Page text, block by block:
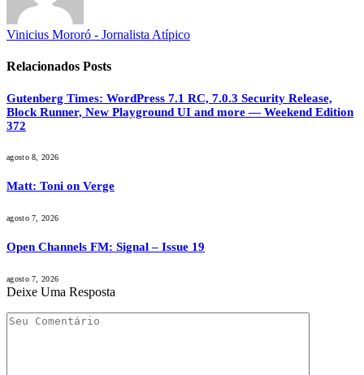
Vinicius Mororó - Jornalista Atípico
Relacionados Posts
Gutenberg Times: WordPress 7.1 RC, 7.0.3 Security Release,
Block Runner, New Playground UI and more — Weekend Edition
372
agosto 8, 2026
Matt: Toni on Verge
agosto 7, 2026
Open Channels FM: Signal – Issue 19
agosto 7, 2026
Deixe Uma Resposta